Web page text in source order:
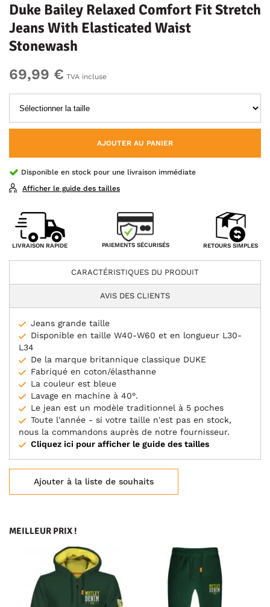
Duke Bailey Relaxed Comfort Fit Stretch
Jeans With Elasticated Waist
Stonewash
69,99 € TVA incluse
AJOUTER AU PANIER
Disponible en stock pour une livraison immédiate
Afficher le guide des tailles
LIVRAISON RAPIDE PAIEMENTS SÉCURISÉS RETOURS SIMPLES
CARACTÉRISTIQUES DU PRODUIT
AVIS DES CLIENTS
Jeans grande taille
Disponible en taille W40-W60 et en longueur L30-
L34
De la marque britannique classique DUKE
Fabriqué en coton/élasthanne
La couleur est bleue
Lavage en machine à 40°.
Le jean est un modèle traditionnel à 5 poches
Toute l'année - si votre taille n'est pas en stock,
nous la commandons auprès de notre fournisseur.
Cliquez ici pour afficher le guide des tailles
Ajouter à la liste de souhaits
MEILLEUR PRIX !